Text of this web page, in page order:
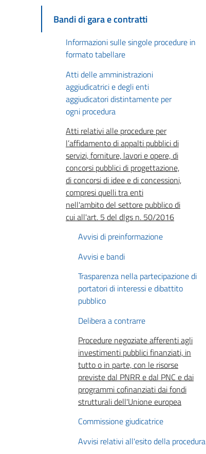
Bandi di gara e contratti
Informazioni sulle singole procedure in
formato tabellare
Atti delle amministrazioni
aggiudicatrici e degli enti
aggiudicatori distintamente per
ogni procedura
Atti relativi alle procedure per
l’affidamento di appalti pubblici di
servizi, forniture, lavori e opere, di
concorsi pubblici di progettazione,
di concorsi di idee e di concessioni,
compresi quelli tra enti
nell'ambito del settore pubblico di
cui all'art. 5 del dlgs n. 50/2016
Avvisi di preinformazione
Avvisi e bandi
Trasparenza nella partecipazione di
portatori di interessi e dibattito
pubblico
Delibera a contrarre
Procedure negoziate afferenti agli
investimenti pubblici finanziati, in
tutto o in parte, con le risorse
previste dal PNRR e dal PNC e dai
programmi cofinanziati dai fondi
strutturali dell'Unione europea
Commissione giudicatrice
Avvisi relativi all'esito della procedura